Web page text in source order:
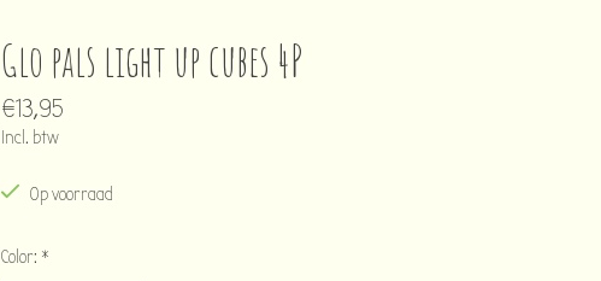
Glo pals light up cubes 4P
€13,95
Incl. btw
Op voorraad
Color: *